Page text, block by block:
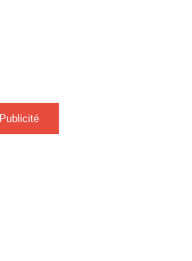
Publicité